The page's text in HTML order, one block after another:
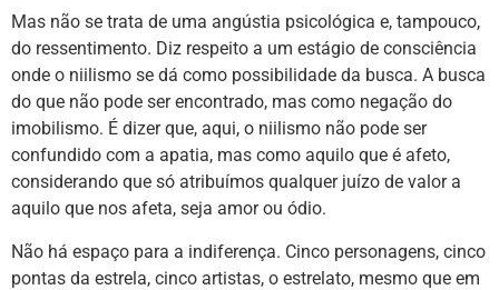
Mas não se trata de uma angústia psicológica e, tampouco,
do ressentimento. Diz respeito a um estágio de consciência
onde o niilismo se dá como possibilidade da busca. A busca
do que não pode ser encontrado, mas como negação do
imobilismo. É dizer que, aqui, o niilismo não pode ser
confundido com a apatia, mas como aquilo que é afeto,
considerando que só atribuímos qualquer juízo de valor a
aquilo que nos afeta, seja amor ou ódio.
Não há espaço para a indiferença. Cinco personagens, cinco
pontas da estrela, cinco artistas, o estrelato, mesmo que em